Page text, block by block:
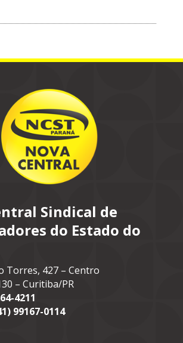
Sindical de
do Estado do
Torres, 427 – Centro
– Curitiba/PR
4211
99167-0114